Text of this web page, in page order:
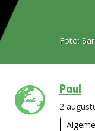
Foto:
Paul
2